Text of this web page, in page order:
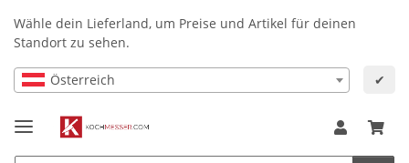
Wähle dein Lieferland, um Preise und Artikel für deinen
Standort zu sehen.
Österreich ✔